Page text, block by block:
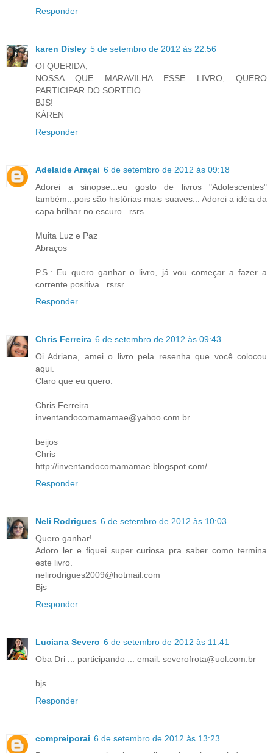
Responder
karen Disley 5 de setembro de 2012 às 22:56
OI QUERIDA,
NOSSA QUE MARAVILHA ESSE LIVRO, QUERO
PARTICIPAR DO SORTEIO.
BJS!
KÁREN
Responder
Adelaide Araçai 6 de setembro de 2012 às 09:18
Adorei a sinopse...eu gosto de livros "Adolescentes"
também...pois são histórias mais suaves... Adorei a idéia da
capa brilhar no escuro...rsrs
Muita Luz e Paz
Abraços
P.S.: Eu quero ganhar o livro, já vou começar a fazer a
corrente positiva...rsrsr
Responder
Chris Ferreira 6 de setembro de 2012 às 09:43
Oi Adriana, amei o livro pela resenha que você colocou
aqui.
Claro que eu quero.
Chris Ferreira
inventandocomamamae@yahoo.com.br
beijos
Chris
http://inventandocomamamae.blogspot.com/
Responder
Neli Rodrigues 6 de setembro de 2012 às 10:03
Quero ganhar!
Adoro ler e fiquei super curiosa pra saber como termina
este livro.
nelirodrigues2009@hotmail.com
Bjs
Responder
Luciana Severo 6 de setembro de 2012 às 11:41
Oba Dri ... participando ... email: severofrota@uol.com.br
bjs
Responder
compreiporai 6 de setembro de 2012 às 13:23